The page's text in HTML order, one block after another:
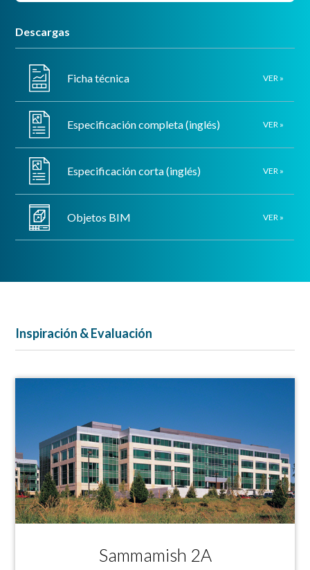
Descargas
Ficha técnica VER »
Especificación completa (inglés) VER »
Especificación corta (inglés) VER »
Objetos BIM VER »
Inspiración & Evaluación
Sammamish 2A